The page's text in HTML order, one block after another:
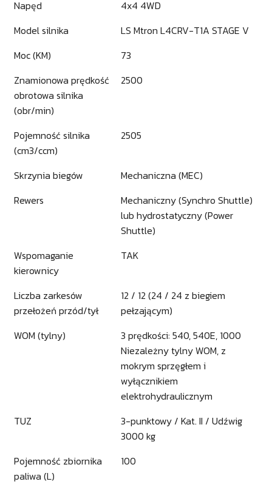
Napęd
4x4 4WD
Model silnika
LS Mtron L4CRV-T1A STAGE V
Moc (KM)
73
Znamionowa prędkość
obrotowa silnika
(obr/min)
2500
Pojemność silnika
(cm3/ccm)
2505
Skrzynia biegów
Mechaniczna (MEC)
Rewers
Mechaniczny (Synchro Shuttle)
lub hydrostatyczny (Power
Shuttle)
Wspomaganie
kierownicy
TAK
Liczba zarkesów
przełożeń przód/tył
12 / 12 (24 / 24 z biegiem
pełzającym)
WOM (tylny)
3 prędkości: 540, 540E, 1000
Niezależny tylny WOM, z
mokrym sprzęgłem i
wyłącznikiem
elektrohydraulicznym
TUZ
3-punktowy / Kat. II / Udźwig
3000 kg
Pojemność zbiornika
paliwa (L)
100